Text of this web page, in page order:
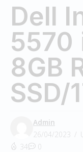
Dell
5570
8GB
SSD/
Admin
26/04/2023
34
0